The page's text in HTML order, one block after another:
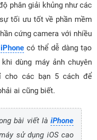
phân giải khủng như các
tối ưu tốt về phần mềm
cứng camera với nhiều
iPhone có thể dễ dàng tạo
dùng máy ảnh chuyên
cho các bạn 5 cách để
ai cũng biết.
bài viết làiPhone
sử dụng iOS cao